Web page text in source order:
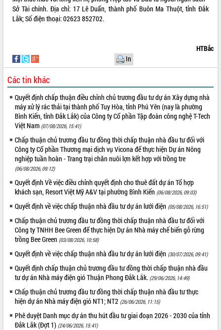
Tháo gỡ những vướng mắc, đẩy mạnh
công tác cải cách thủ tục hành chính
thi Sáng tạo Kỹ thuật 2024 - 2025
Đắk Lắk rà soát, điều chỉnh Đề án 190
về phát triển nuôi trồng thủy sản
Phó Chủ tịch UBND tỉnh Đắk Lắk
Trương Công Thái kiểm tra thực địa
Dự án cao tốc Khánh Hòa - Buôn Ma
Thuột
Định vị cà phê Việt Nam như một “di
sản sống” trong dòng chảy toàn cầu
Xây dựng nông thôn mới: Nâng cao đời
sống người dân từ những mô hình thiết
thực
Quyết liệt tháo gỡ vướng mắc, đẩy
nhanh tiến độ các dự án trọng điểm
trong Khu kinh tế Nam Phú Yên
Hòn Yến phát triển du lịch gắn với bảo
tồn biển
Đắk Lắk thời kỳ 2021-2030, tầm nhìn
đến năm 2050
Phát động chiến dịch 30 ngày đêm
giải phóng mặt bằng Tuyến đường bộ
ven biển
Đắk Lắk nỗ lực thúc đẩy tăng trưởng
kinh tế từ 10% trở lên trong Quý
Sở Tài chính. Địa chỉ: 17 Lê Duẩn, thành phố Buôn Ma Thuột, tỉnh Đắk
Lắk; Số điện thoại: 02623 852702.
HTBắc
In
Các tin khác
Quyết định chấp thuận điều chỉnh chủ trương đầu tư dự án Xây dựng nhà
máy xử lý rác thải tại thành phố Tuy Hòa, tỉnh Phú Yên (nay là phường
Bình Kiến, tỉnh Đắk Lắk) của Công ty Cổ phần Tập đoàn công nghệ T-Tech
Việt Nam (07/08/2026, 15:41)
Chấp thuận chủ trương đầu tư đồng thời chấp thuận nhà đầu tư đối với
Công ty Cổ phần Thương mại dịch vụ Vicona để thực hiện Dự án Nông
nghiệp tuần hoàn - Trang trại chăn nuôi lợn kết hợp với trồng tre
(06/08/2026, 09:12)
Quyết định Về việc điều chỉnh quyết định cho thuê đất dự án Tổ hợp
khách sạn, Resort Việt Mỹ A&V tại phường Bình Kiến (06/08/2026, 09:03)
Quyết định về việc chấp thuận nhà đầu tư dự án lưới điện (05/08/2026, 16:51)
Chấp thuận chủ trương đầu tư đồng thời chấp thuận nhà đầu tư đối với
Công ty TNHH Bee Green để thực hiện Dự án Nhà máy chế biến gỗ rừng
trồng Bee Green (03/08/2026, 10:58)
Quyết định về việc chấp thuận nhà đầu tư dự án lưới điện (30/07/2026, 09:41)
Quyết định chấp thuận chủ trương đầu tư đồng thời chấp thuận nhà đầu
tư dự án Nhà máy điện gió Thuận Phong Đắk Lắk. (29/06/2026, 14:49)
Chấp thuận chủ trương đầu tư đồng thời chấp thuận nhà đầu tư thực
hiện dự án Nhà máy điện gió NT1; NT2 (26/06/2026, 11:15)
Phê duyệt Danh mục dự án thu hút đầu tư giai đoạn 2026 - 2030 của tỉnh
Đắk Lắk (Đợt 1) (24/06/2026, 15:41)